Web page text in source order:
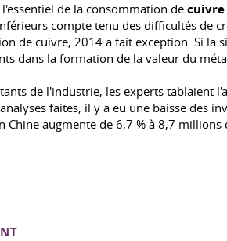
de la consommation de cuivre
compte tenu des difficultés de
de cuivre, 2014 a fait exception. Si la
dans la formation de la valeur du
de l'industrie, les experts tablaient
faites, il y a eu une baisse des
Chine augmente de 6,7 % à 8,7 millions